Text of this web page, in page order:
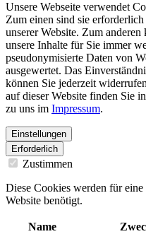
Unsere Webseite verwendet
Zum einen sind sie
unserer Website. Zum
unsere Inhalte für Sie immer
pseudonymisierte Daten von
ausgewertet. Das
können Sie jederzeit
auf dieser Website finden Sie
zu uns im Impressum.
Einstellungen
Erforderlich
Zustimmen
Diese Cookies werden für
Website benötigt.
Name